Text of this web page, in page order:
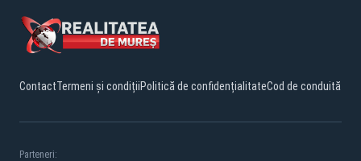
ContactTermeni și condițiiPolitică de confidențialitateCod de conduită
Parteneri: